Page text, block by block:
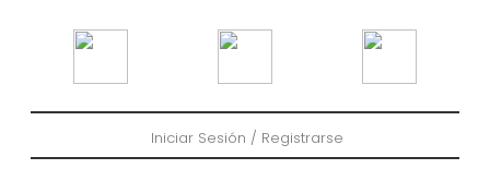
Iniciar Sesión / Registrarse